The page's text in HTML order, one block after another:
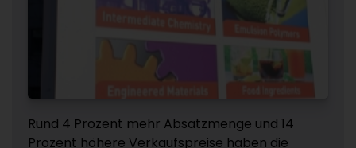
Rund 4 Prozent mehr Absatzmenge und 14
Prozent höhere Verkaufspreise haben die